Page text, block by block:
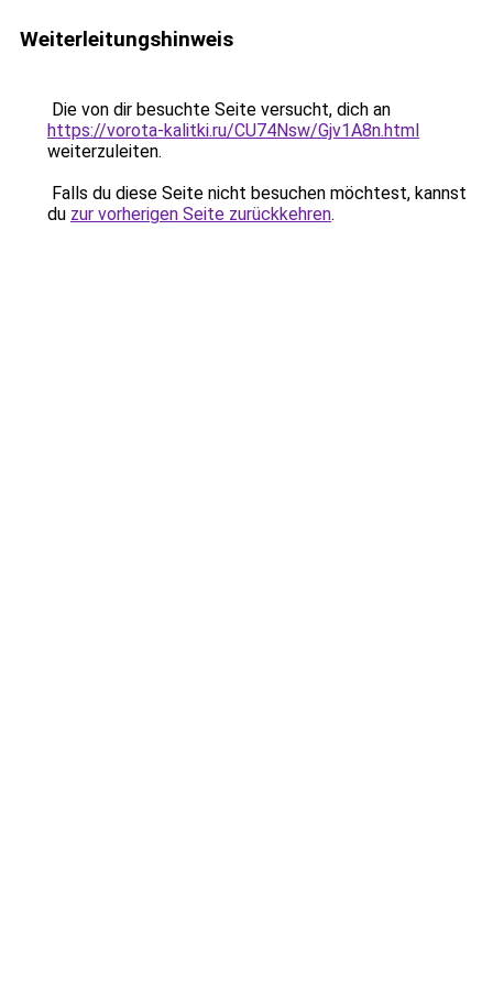
Weiterleitungshinweis
Die von dir besuchte Seite versucht, dich an
https://vorota-kalitki.ru/CU74Nsw/Gjv1A8n.html
weiterzuleiten.
Falls du diese Seite nicht besuchen möchtest, kannst
du zur vorherigen Seite zurückkehren.